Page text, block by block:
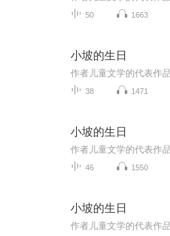
50 1663
小坡的生日
38 1471
小坡的生日
46 1550
小坡的生日